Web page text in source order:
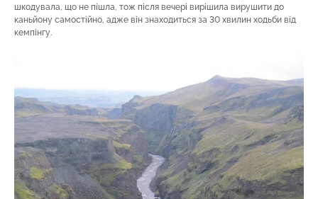
шкодувала, що не пішла, тож після вечері вирішила вирушити до
каньйону самостійно, адже він знаходиться за 30 хвилин ходьби від
кемпінгу.